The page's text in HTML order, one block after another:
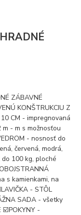
ZÁBAVNÉ
KONŠTRUKCIU Z
10 CM - impregnovaná
- m s možnosťou
- nosnosť do
červená, modrá,
100 kg, ploché
s kamienkami, na
- STÔL
SADA - všetky
☑️POKYNY -